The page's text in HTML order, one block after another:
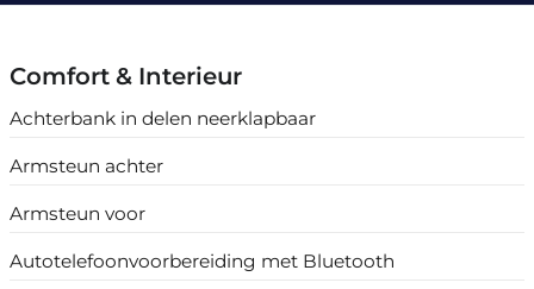
Comfort & Interieur
Achterbank in delen neerklapbaar
Armsteun achter
Armsteun voor
Autotelefoonvoorbereiding met Bluetooth